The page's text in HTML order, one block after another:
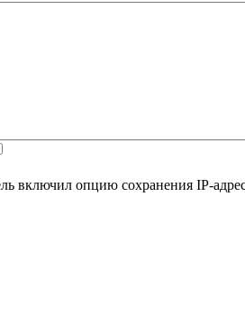
включил опцию сохранения IP-